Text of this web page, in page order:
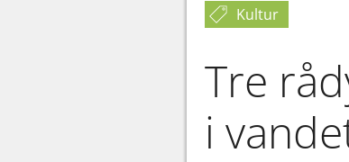
Kultur
Tre
i